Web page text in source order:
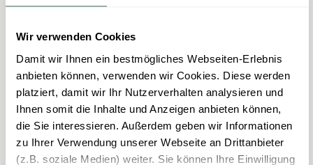
Wir verwenden Cookies
Damit wir Ihnen ein bestmögliches Webseiten-Erlebnis
anbieten können, verwenden wir Cookies. Diese werden
platziert, damit wir Ihr Nutzerverhalten analysieren und
Ihnen somit die Inhalte und Anzeigen anbieten können,
die Sie interessieren. Außerdem geben wir Informationen
zu Ihrer Verwendung unserer Webseite an Drittanbieter
(z.B. soziale Medien) weiter. Sie können Ihre Einwilligung
E-Mail
namibia-familienreisen@erle
be.de